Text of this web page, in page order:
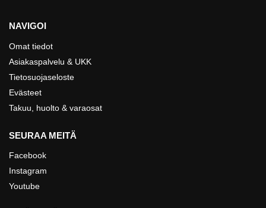
NAVIGOI
Omat tiedot
Asiakaspalvelu & UKK
Tietosuojaseloste
Evästeet
Takuu, huolto & varaosat
SEURAA MEITÄ
Facebook
Instagram
Youtube